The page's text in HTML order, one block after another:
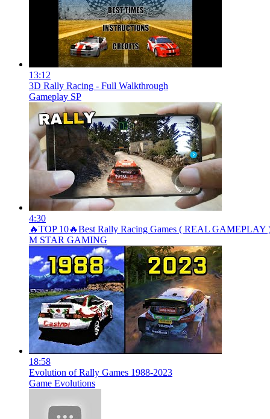
13:12
3D Rally Racing - Full Walkthrough
Gameplay SP
4:30
🔥TOP 10🔥Best Rally Racing Games ( REAL GAMEPLAY
M STAR GAMING
18:58
Evolution of Rally Games 1988-2023
Game Evolutions